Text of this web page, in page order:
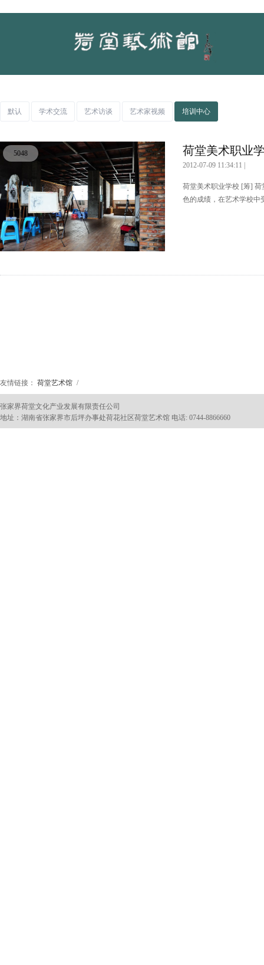
默认 学术交流 艺术访谈 艺术家视频 培训中心
荷堂美术职业
2012-07-09 11:34:11 |
荷堂美术职业学校 [筹]
色的成绩，在艺术学校中
5048
友情链接： 荷堂艺术馆 /
张家界荷堂文化产业发展有限责任公司
地址：湖南省张家界市后坪办事处荷花社区荷堂艺术馆 电话: 0744-8866660